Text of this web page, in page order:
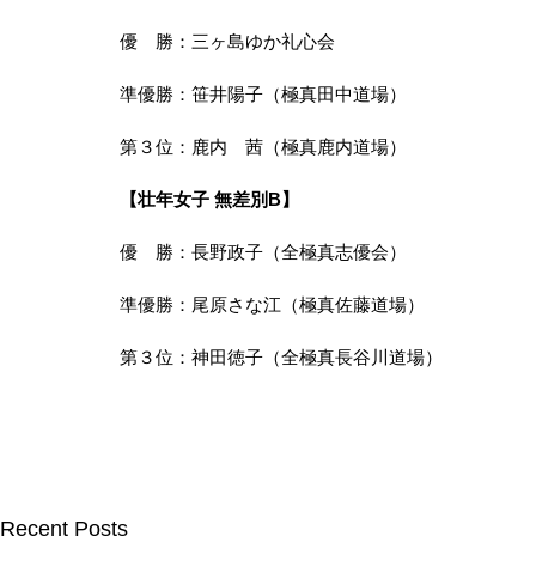
優　勝：三ヶ島ゆか礼心会
準優勝：笹井陽子（極真田中道場）
第３位：鹿内　茜（極真鹿内道場）
【壮年女子 無差別B】
優　勝：長野政子（全極真志優会）
準優勝：尾原さな江（極真佐藤道場）
第３位：神田徳子（全極真長谷川道場）
Recent Posts